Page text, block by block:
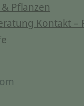
Pflanzen
Kontakt –